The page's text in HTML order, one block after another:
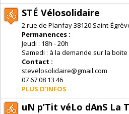
STÉ Vélosolidaire
2 rue de Planfay 38120 Saint-
Permanences :
Jeudi : 18h - 20h
Samedi : à la demande sur la
Contact :
stevelosolidaire@gmail.com
07 67 08 13 46
PLUS D'INFOS
uN p’Tit véLo dAnS La